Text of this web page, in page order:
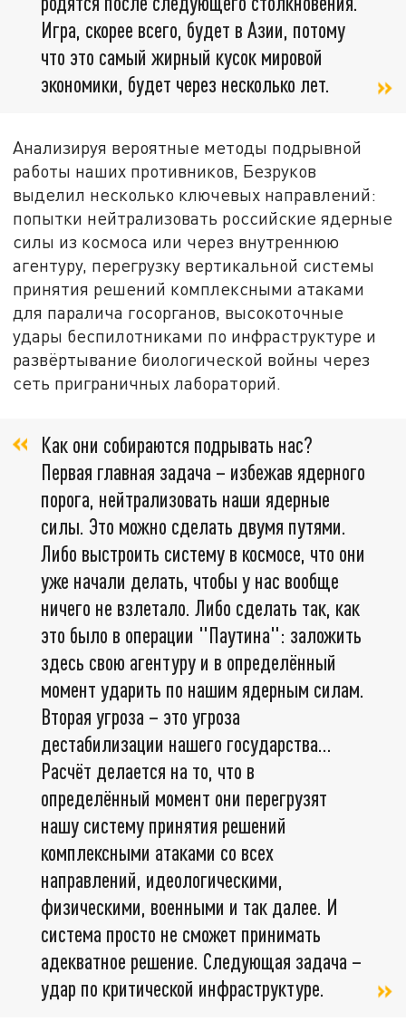
Игра, скорее всего, будет в Азии, потому
что это самый жирный кусок мировой
экономики, будет через несколько лет.
Анализируя вероятные методы подрывной
работы наших противников, Безруков
выделил несколько ключевых направлений:
попытки нейтрализовать российские ядерные
силы из космоса или через внутреннюю
агентуру, перегрузку вертикальной системы
принятия решений комплексными атаками
для паралича госорганов, высокоточные
удары беспилотниками по инфраструктуре и
развёртывание биологической войны через
сеть приграничных лабораторий.
Как они собираются подрывать нас?
Первая главная задача – избежав ядерного
порога, нейтрализовать наши ядерные
силы. Это можно сделать двумя путями.
Либо выстроить систему в космосе, что они
уже начали делать, чтобы у нас вообще
ничего не взлетало. Либо сделать так, как
это было в операции "Паутина": заложить
здесь свою агентуру и в определённый
момент ударить по нашим ядерным силам.
Вторая угроза – это угроза
дестабилизации нашего государства...
Расчёт делается на то, что в
определённый момент они перегрузят
нашу систему принятия решений
комплексными атаками со всех
направлений, идеологическими,
физическими, военными и так далее. И
система просто не сможет принимать
адекватное решение. Следующая задача –
удар по критической инфраструктуре.